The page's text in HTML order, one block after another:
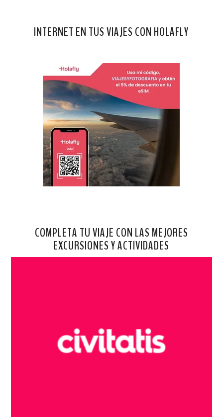
INTERNET EN TUS VIAJES CON HOLAFLY
COMPLETA TU VIAJE CON LAS MEJORES
EXCURSIONES Y ACTIVIDADES